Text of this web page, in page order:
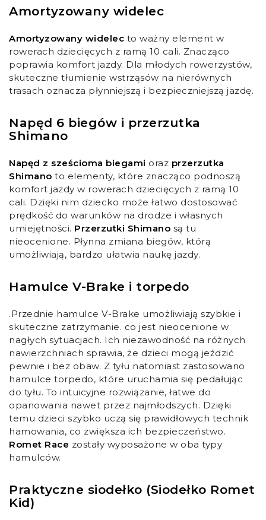
Amortyzowany widelec
Amortyzowany widelec to ważny element w
rowerach dziecięcych z ramą 10 cali. Znacząco
poprawia komfort jazdy. Dla młodych rowerzystów,
skuteczne tłumienie wstrząsów na nierównych
trasach oznacza płynniejszą i bezpieczniejszą jazdę.
Napęd 6 biegów i przerzutka
Shimano
Napęd z sześcioma biegami oraz przerzutka
Shimano to elementy, które znacząco podnoszą
komfort jazdy w rowerach dziecięcych z ramą 10
cali. Dzięki nim dziecko może łatwo dostosować
prędkość do warunków na drodze i własnych
umiejętności. Przerzutki Shimano są tu
nieocenione. Płynna zmiana biegów, którą
umożliwiają, bardzo ułatwia naukę jazdy.
Hamulce V-Brake i torpedo
.Przednie hamulce V-Brake umożliwiają szybkie i
skuteczne zatrzymanie. co jest nieocenione w
nagłych sytuacjach. Ich niezawodność na różnych
nawierzchniach sprawia, że dzieci mogą jeździć
pewnie i bez obaw. Z tyłu natomiast zastosowano
hamulce torpedo, które uruchamia się pedałując
do tyłu. To intuicyjne rozwiązanie, łatwe do
opanowania nawet przez najmłodszych. Dzięki
temu dzieci szybko uczą się prawidłowych technik
hamowania, co zwiększa ich bezpieczeństwo.
Romet Race zostały wyposażone w oba typy
hamulców.
Praktyczne siodełko (Siodełko Romet
Kid)